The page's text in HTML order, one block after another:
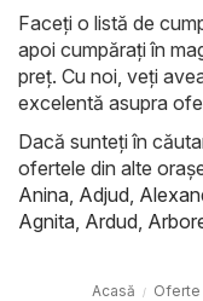
Faceți o listă de
apoi cumpărați în
preț. Cu noi, veți
excelentă asupra
Dacă sunteți în
ofertele din alte
Anina Adjud
Agnita Ardud
Acasă Oferte